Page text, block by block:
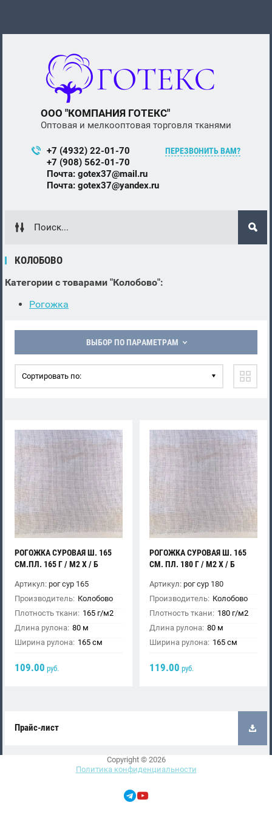
ООО "КОМПАНИЯ ГОТЕКС"
Оптовая и мелкооптовая торговля тканями
+7 (4932) 22-01-70
+7 (908) 562-01-70
Почта: gotex37@mail.ru
Почта: gotex37@yandex.ru
ПЕРЕЗВОНИТЬ ВАМ?
Прайс-лист
КОЛОБОВО
Категории с товарами "Колобово":
Рогожка
Сортировать по:
ВЫБОР ПО ПАРАМЕТРАМ
РОГОЖКА СУРОВАЯ Ш. 165
СМ.ПЛ. 165 Г / М2 Х / Б
Артикул: рог сур 165
Производитель: Колобово
Плотность ткани: 165 г/м2
Длина рулона: 80 м
Ширина рулона: 165 см
109.00 руб.
РОГОЖКА СУРОВАЯ Ш. 165
СМ. ПЛ. 180 Г / М2 Х / Б
Артикул:рог сур 180
Производитель: Колобово
Плотность ткани: 180 г/м2
Длина рулона: 80 м
Ширина рулона: 165 см
119.00 руб.
Copyright © 2026
Политика конфиденциальности